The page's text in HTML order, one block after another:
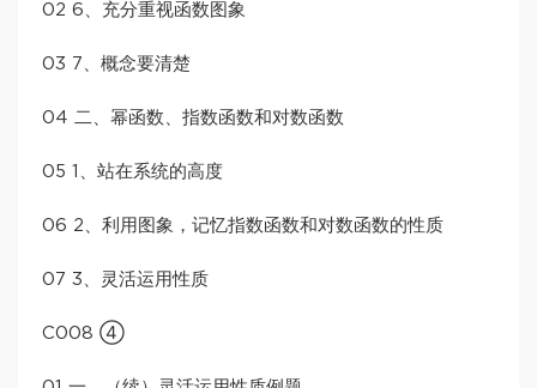
02 6、充分重视函数图象
03 7、概念要清楚
04 二、幂函数、指数函数和对数函数
05 1、站在系统的高度
06 2、利用图象，记忆指数函数和对数函数的性质
07 3、灵活运用性质
C008 ④